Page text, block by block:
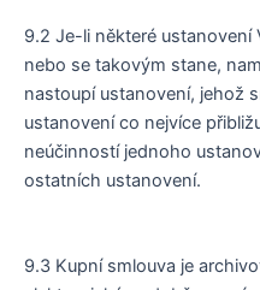
9.2 Je-li některé ustanovení
nebo se takovým stane,
nastoupí ustanovení, jehož
ustanovení co nejvíce
neúčinností jednoho
ostatních ustanovení.
9.3 Kupní smlouva je